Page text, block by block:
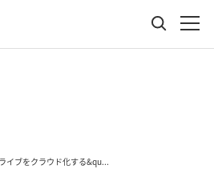
イブをクラウド化する&qu...